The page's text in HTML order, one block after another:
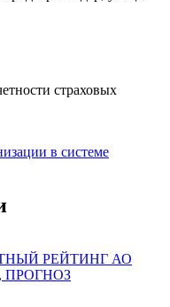
страховых
в системе
РЕЙТИНГ АО
ПРОГНОЗ